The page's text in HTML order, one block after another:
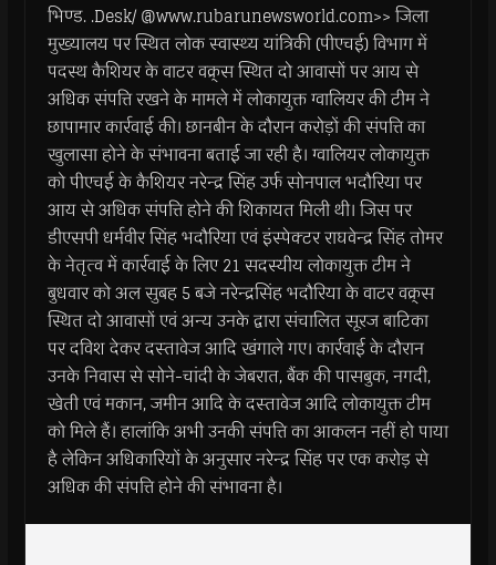
भिण्ड. .Desk/ @www.rubarunewsworld.com>> जिला
मुख्यालय पर स्थित लोक स्वास्थ्य यांत्रिकी (पीएचई) विभाग में
पदस्थ कैशियर के वाटर वक्र्स स्थित दो आवासों पर आय से
अधिक संपत्ति रखने के मामले में लोकायुक्त ग्वालियर की टीम ने
छापामार कार्रवाई की। छानबीन के दौरान करोड़ों की संपत्ति का
खुलासा होने के संभावना बताई जा रही है। ग्वालियर लोकायुक्त
को पीएचई के कैशियर नरेन्द्र सिंह उर्फ सोनपाल भदौरिया पर
आय से अधिक संपत्ति होने की शिकायत मिली थी। जिस पर
डीएसपी धर्मवीर सिंह भदौरिया एवं इंस्पेक्टर राघवेन्द्र सिंह तोमर
के नेतृत्व में कार्रवाई के लिए 21 सदस्यीय लोकायुक्त टीम ने
बुधवार को अल सुबह 5 बजे नरेन्द्रसिंह भदौरिया के वाटर वक्र्स
स्थित दो आवासों एवं अन्य उनके द्वारा संचालित सूरज बाटिका
पर दविश देकर दस्तावेज आदि खंगाले गए। कार्रवाई के दौरान
उनके निवास से सोने-चांदी के जेबरात, बैंक की पासबुक, नगदी,
खेती एवं मकान, जमीन आदि के दस्तावेज आदि लोकायुक्त टीम
को मिले हैं। हालांकि अभी उनकी संपत्ति का आकलन नहीं हो पाया
है लेकिन अधिकारियों के अनुसार नरेन्द्र सिंह पर एक करोड़ से
अधिक की संपत्ति होने की संभावना है।